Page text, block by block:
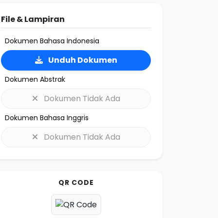
File & Lampiran
Dokumen Bahasa Indonesia
Unduh Dokumen
Dokumen Abstrak
Dokumen Tidak Ada
Dokumen Bahasa Inggris
Dokumen Tidak Ada
QR CODE